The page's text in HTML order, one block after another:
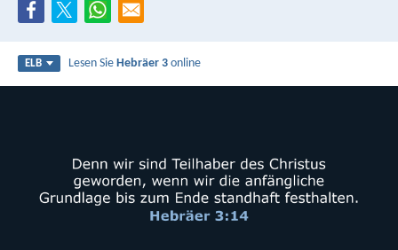
ELB Lesen SieHebräer 3 online